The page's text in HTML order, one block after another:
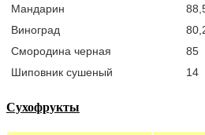
Мандарин
Виноград
Смородина черная
85
Шиповник сушеный
14
Сухофрукты